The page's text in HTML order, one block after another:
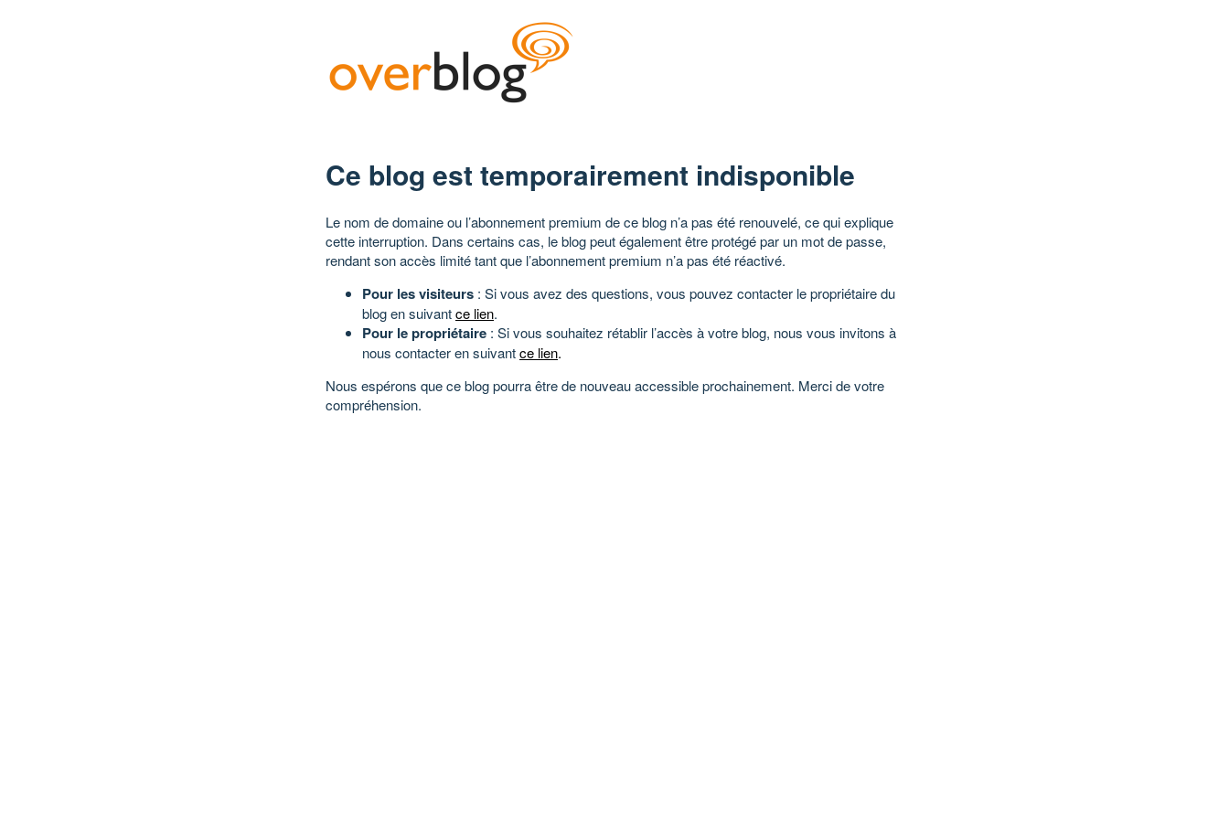
Ce blog est temporairement indisponible
Le nom de domaine ou l’abonnement premium de ce blog n’a pas été renouvelé, ce qui explique
cette interruption. Dans certains cas, le blog peut également être protégé par un mot de passe,
rendant son accès limité tant que l’abonnement premium n’a pas été réactivé.
Pour les visiteurs : Si vous avez des questions, vous pouvez contacter le propriétaire du
blog en suivantce lien.
Pour le propriétaire : Si vous souhaitez rétablir l’accès à votre blog, nous vous invitons à
nous contacter en suivantce lien.
Nous espérons que ce blog pourra être de nouveau accessible prochainement. Merci de votre
compréhension.